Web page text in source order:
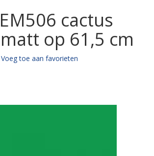
cactus
op 61,5 cm
Voeg toe aan favorieten